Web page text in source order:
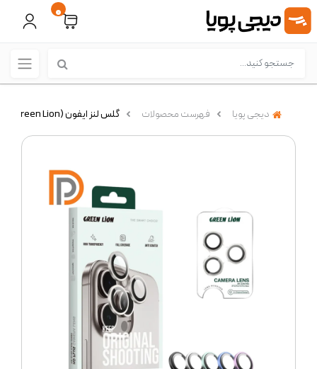
0
دیجی پویا فهرست محصولات گلس لنز ایفون 15pro , 15 pro max ( Green Lion)